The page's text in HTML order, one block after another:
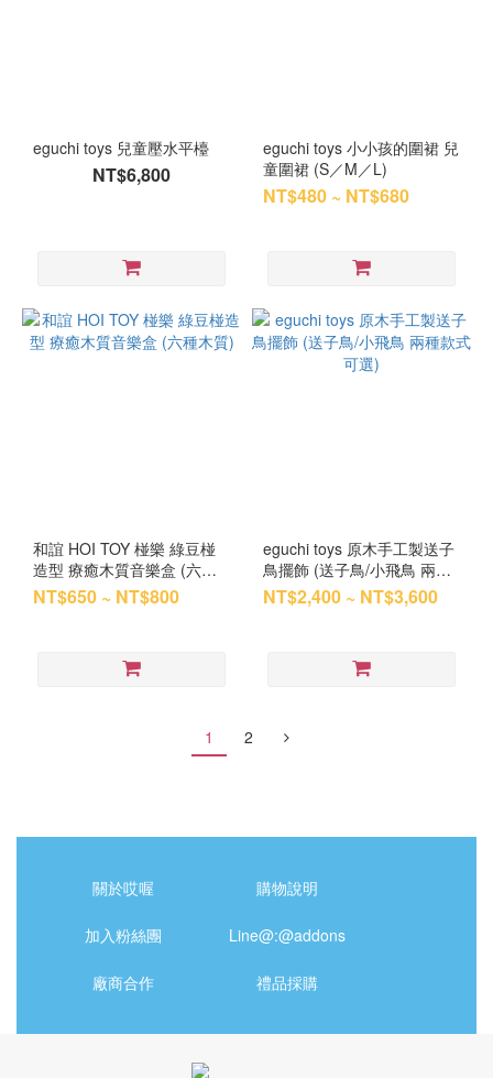
eguchi toys 兒童壓水平檯
NT$6,800
eguchi toys 小小孩的圍裙 兒
童圍裙 (S／M／L)
NT$480 ~ NT$680
和誼 HOI TOY 椪樂 綠豆椪
造型 療癒木質音樂盒 (六種
木質)
NT$650 ~ NT$800
eguchi toys 原木手工製送子
鳥擺飾 (送子鳥/小飛鳥 兩種
款式可選)
NT$2,400 ~ NT$3,600
1 2
關於哎喔 購物說明
加入粉絲團 Line@:@addons
廠商合作 禮品採購